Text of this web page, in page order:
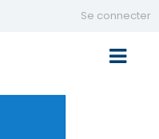
Se connecter